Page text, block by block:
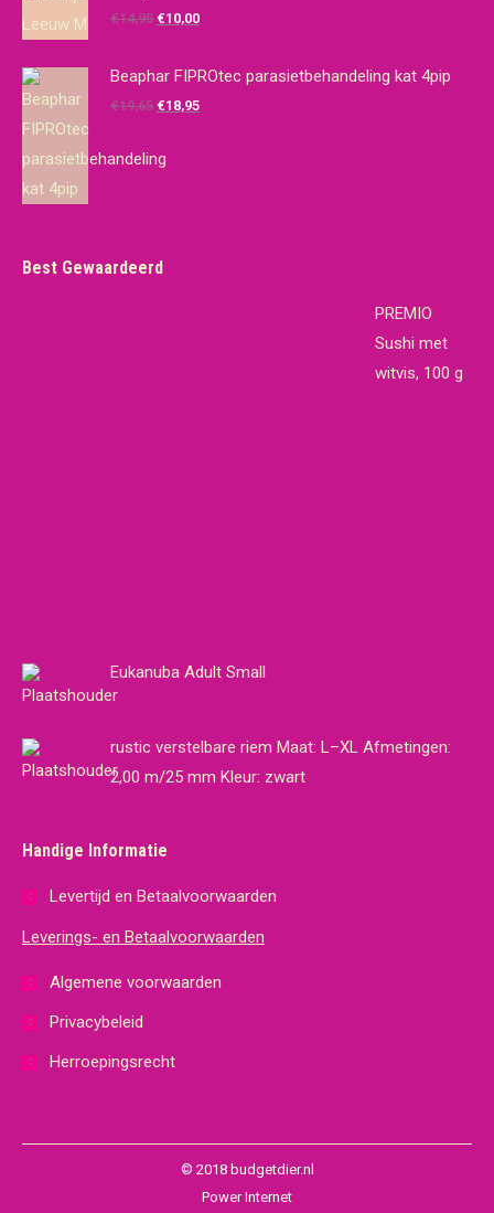
€14,95 Oorspronkelijke
was:
€14,95.
€10,00Huidige
is:
€10,00.
Beaphar FIPROtec parasietbehandeling kat 4pip
€19,65 Oorspronkelijke
was:
€18,95Huidige
Best Gewaardeerd
PREMIO
Sushi met
witvis, 100 g
Eukanuba Adult Small
rustic verstelbare riem Maat: L–XL Afmetingen:
2,00 m/25 mm Kleur: zwart
Handige Informatie
Levertijd en Betaalvoorwaarden
Leverings- en Betaalvoorwaarden
Algemene voorwaarden
Privacybeleid
Herroepingsrecht
© 2018 budgetdier.nl
Power Internet